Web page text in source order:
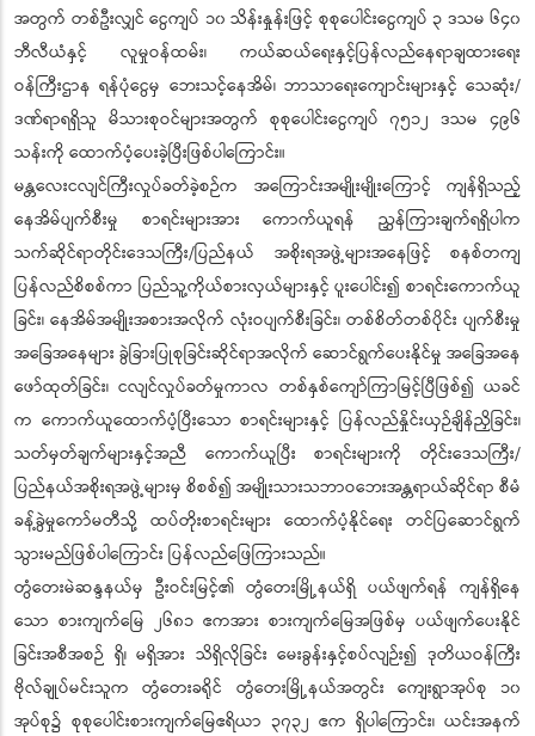
အတွက် တစ်ဦးလျှင် ငွေကျပ် ၁၀ သိန်းနှုန်းဖြင့် စုစုပေါင်းငွေကျပ် ၃ ဒသမ ၆၄၀
ဘီလီယံနှင့် လူမှုဝန်ထမ်း၊ ကယ်ဆယ်ရေးနှင့်ပြန်လည်နေရာချထားရေး
ဝန်ကြီးဌာန ရန်ပုံငွေမှ ဘေးသင့်နေအိမ်၊ ဘာသာရေးကျောင်းများနှင့် သေဆုံး/
ဒဏ်ရာရရှိသူ မိသားစုဝင်များအတွက် စုစုပေါင်းငွေကျပ် ၇၅၁၂ ဒသမ ၄၉၆
သန်းကို ထောက်ပံ့ပေးခဲ့ပြီးဖြစ်ပါကြောင်း။
မန္တလေးငလျင်ကြီးလှုပ်ခတ်ခဲ့စဉ်က အကြောင်းအမျိုးမျိုးကြောင့် ကျန်ရှိသည့်
နေအိမ်ပျက်စီးမှု စာရင်းများအား ကောက်ယူရန် ညွှန်ကြားချက်ရရှိပါက
သက်ဆိုင်ရာတိုင်းဒေသကြီး/ပြည်နယ် အစိုးရအဖွဲ့များအနေဖြင့် စနစ်တကျ
ပြန်လည်စိစစ်ကာ ပြည်သူ့ကိုယ်စားလှယ်များနှင့် ပူးပေါင်း၍ စာရင်းကောက်ယူ
ခြင်း၊ နေအိမ်အမျိုးအစားအလိုက် လုံးဝပျက်စီးခြင်း၊ တစ်စိတ်တစ်ပိုင်း ပျက်စီးမှု
အခြေအနေများ ခွဲခြားပြုစုခြင်းဆိုင်ရာအလိုက် ဆောင်ရွက်ပေးနိုင်မှု အခြေအနေ
ဖော်ထုတ်ခြင်း၊ ငလျင်လှုပ်ခတ်မှုကာလ တစ်နှစ်ကျော်ကြာမြင့်ပြီဖြစ်၍ ယခင်
က ကောက်ယူထောက်ပံ့ပြီးသော စာရင်းများနှင့် ပြန်လည်နှိုင်းယှဉ်ချိန်ညှိခြင်း၊
သတ်မှတ်ချက်များနှင့်အညီ ကောက်ယူပြီး စာရင်းများကို တိုင်းဒေသကြီး/
ပြည်နယ်အစိုးရအဖွဲ့များမှ စိစစ်၍ အမျိုးသားသဘာဝဘေးအန္တရာယ်ဆိုင်ရာ စီမံ
ခန့်ခွဲမှုကော်မတီသို့ ထပ်တိုးစာရင်းများ ထောက်ပံ့နိုင်ရေး တင်ပြဆောင်ရွက်
သွားမည်ဖြစ်ပါကြောင်း ပြန်လည်ဖြေကြားသည်။
တွံတေးမဲဆန္ဒနယ်မှ ဦးဝင်းမြင့်၏ တွံတေးမြို့နယ်ရှိ ပယ်ဖျက်ရန် ကျန်ရှိနေ
သော စားကျက်မြေ ၂၆၈၁ ဧကအား စားကျက်မြေအဖြစ်မှ ပယ်ဖျက်ပေးနိုင်
ခြင်းအစီအစဉ် ရှိ၊ မရှိအား သိရှိလိုခြင်း မေးခွန်းနှင့်စပ်လျဉ်း၍ ဒုတိယဝန်ကြီး
ဗိုလ်ချုပ်မင်းသူက တွံတေးခရိုင် တွံတေးမြို့နယ်အတွင်း ကျေးရွာအုပ်စု ၁၀
အုပ်စု၌ စုစုပေါင်းစားကျက်မြေဧရိယာ ၃၇၃၂ ဧက ရှိပါကြောင်း၊ ယင်းအနက်